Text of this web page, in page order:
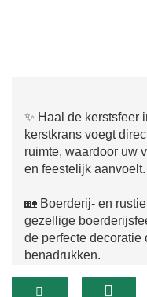
✨ Haal de kerstsfeer
kerstkrans voegt
ruimte, waardoor uw
en feestelijk aanvoelt.
🏡 Boerderij- en
gezellige
de perfecte decoratie
benadrukken.
🎄 Versier overal –